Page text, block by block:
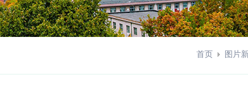
首页 图片